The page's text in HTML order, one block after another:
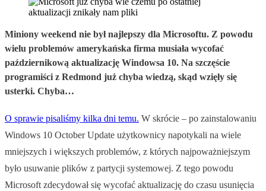
Miniony weekend nie był najlepszy dla Microsoftu. Z powodu
wielu problemów amerykańska firma musiała wycofać
październikową aktualizację Windowsa 10. Na szczęście
programiści z Redmond już chyba wiedzą, skąd wzięły się
usterki. Chyba…
O sprawie pisaliśmy kilka dni temu. W skrócie – po zainstalowaniu
Windows 10 October Update użytkownicy napotykali na wiele
mniejszych i większych problemów, z których najpoważniejszym
było usuwanie plików z partycji systemowej. Z tego powodu
Microsoft zdecydował się wycofać aktualizację do czasu usunięcia